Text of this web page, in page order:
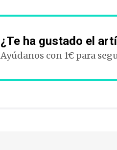
¿Te ha gustado el
Ayúdanos con 1€ para